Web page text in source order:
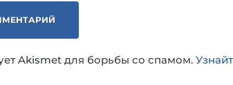
Akismet для борьбы со спамом.